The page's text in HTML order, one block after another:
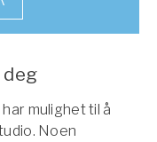
og
mulighet til å
Noen